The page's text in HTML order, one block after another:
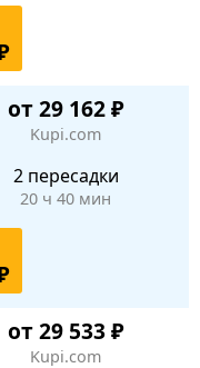
от 29 162 ₽
Kupi.com
2 пересадки
20 ч 40 мин
от 29 533 ₽
Kupi.com